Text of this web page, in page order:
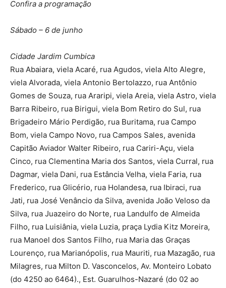
Confira a programação
Sábado – 6 de junho
Cidade Jardim Cumbica
Rua Abaiara, viela Acaré, rua Agudos, viela Alto Alegre,
viela Alvorada, viela Antonio Bertolazzo, rua Antônio
Gomes de Souza, rua Araripi, viela Areia, viela Astro, viela
Barra Ribeiro, rua Birigui, viela Bom Retiro do Sul, rua
Brigadeiro Mário Perdigão, rua Buritama, rua Campo
Bom, viela Campo Novo, rua Campos Sales, avenida
Capitão Aviador Walter Ribeiro, rua Cariri-Açu, viela
Cinco, rua Clementina Maria dos Santos, viela Curral, rua
Dagmar, viela Dani, rua Estância Velha, viela Faria, rua
Frederico, rua Glicério, rua Holandesa, rua Ibiraci, rua
Jati, rua José Venâncio da Silva, avenida João Veloso da
Silva, rua Juazeiro do Norte, rua Landulfo de Almeida
Filho, rua Luisiânia, viela Luzia, praça Lydia Kitz Moreira,
rua Manoel dos Santos Filho, rua Maria das Graças
Lourenço, rua Marianópolis, rua Mauriti, rua Mazagão, rua
Milagres, rua Milton D. Vasconcelos, Av. Monteiro Lobato
(do 4250 ao 6464)., Est. Guarulhos-Nazaré (do 02 ao